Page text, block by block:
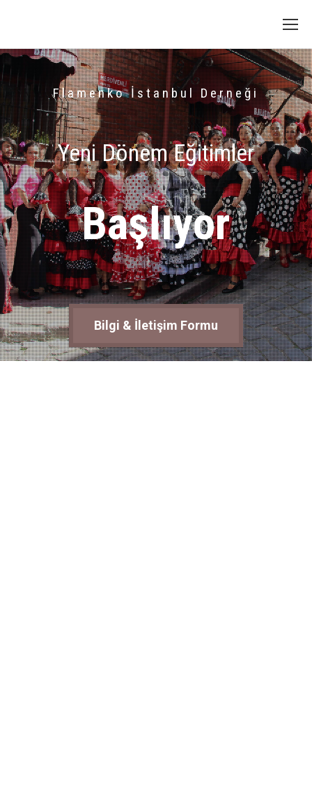
Bilgi & İletişim Formu
Yeni Dönem Eğitimler
Başlıyor
Flamenko İstanbul Derneği